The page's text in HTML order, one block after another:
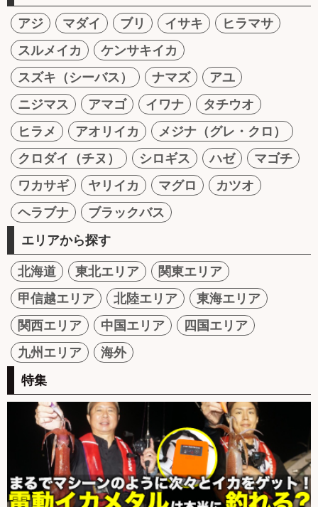
アジ マダイ ブリ イサキ
ヒラマサ
スルメイカ
ケンサキイカ
スズキ（シーバス）
ナマズ
アユ
ニジマス
アマゴ イワナ
タチウオ
ヒラメ
アオリイカ
メジナ（グレ・クロ）
クロダイ（チヌ）
シロギス ハゼ
マゴチ
ワカサギ
ヤリイカ マグロ
カツオ
ヘラブナ
ブラックバス
エリアから探す
北海道 東北エリア
関東エリア
甲信越エリア
北陸エリア
東海エリア
関西エリア
中国エリア
四国エリア
九州エリア
海外
特集